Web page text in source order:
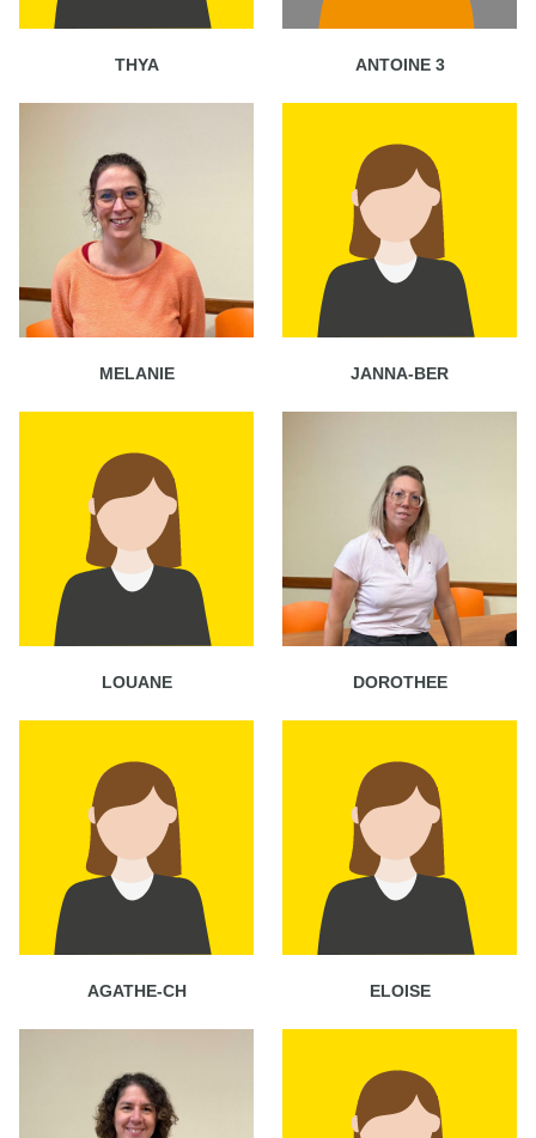
THYA ANTOINE 3
MELANIE JANNA-BER
LOUANE DOROTHEE
AGATHE-CH ELOISE